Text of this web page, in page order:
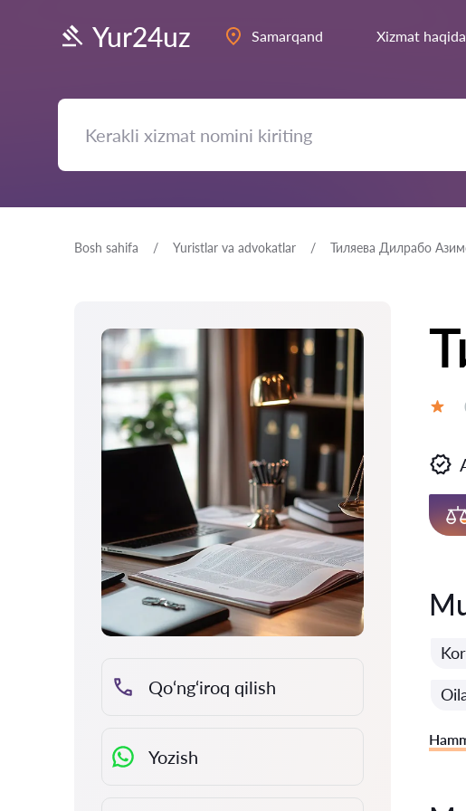
Yur24uz Samarqand Xizmat haqida
Bosh sahifa Yuristlar va advokatlar Тиляева Дилрабо
Qo‘ng‘iroq qilish
Yozish